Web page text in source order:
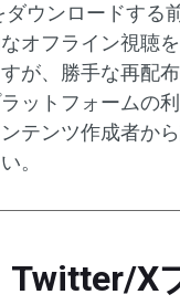
ウンロードする
オフライン視聴
が、勝手な再配
ットフォームの
テンツ作成者か
。
Twitter/X